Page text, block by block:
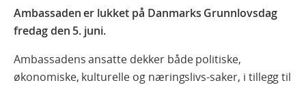
Ambassaden er lukket på Danmarks Grunnlovsdag
fredag den 5. juni.
Ambassadens ansatte dekker både politiske,
økonomiske, kulturelle og næringslivs-saker, i tillegg til